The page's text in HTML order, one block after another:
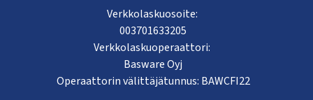
Verkkolaskuosoite:
003701633205
Verkkolaskuoperaattori:
Basware Oyj
Operaattorin välittäjätunnus: BAWCFI22